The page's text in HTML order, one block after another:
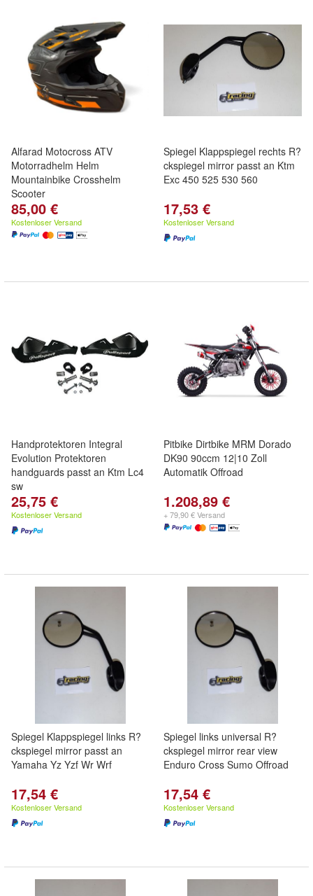
Alfarad Motocross ATV
Motorradhelm Helm
Mountainbike Crosshelm
Scooter
85,00 €
Kostenloser Versand
Spiegel Klappspiegel rechts R?
ckspiegel mirror passt an Ktm
Exc 450 525 530 560
17,53 €
Kostenloser Versand
Handprotektoren Integral
Evolution Protektoren
handguards passt an Ktm Lc4
sw
25,75 €
Kostenloser Versand
Pitbike Dirtbike MRM Dorado
DK90 90ccm 12|10 Zoll
Automatik Offroad
1.208,89 €
+ 79,90 € Versand
Spiegel Klappspiegel links R?
ckspiegel mirror passt an
Yamaha Yz Yzf Wr Wrf
17,54 €
Kostenloser Versand
Spiegel links universal R?
ckspiegel mirror rear view
Enduro Cross Sumo Offroad
17,54 €
Kostenloser Versand